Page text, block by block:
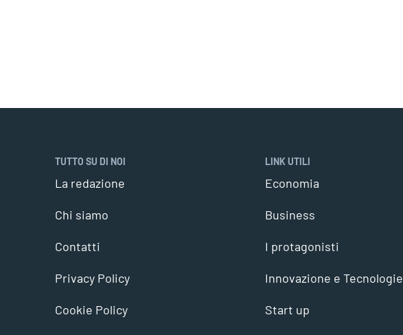
TUTTO SU DI NOI
La redazione
Chi siamo
Contatti
Privacy Policy
Cookie Policy
LINK UTILI
Economia
Business
I protagonisti
Innovazione e Tecnologie
Start up